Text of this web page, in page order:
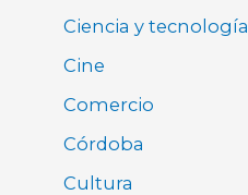
Ciencia y tecnología
Cine
Comercio
Córdoba
Cultura